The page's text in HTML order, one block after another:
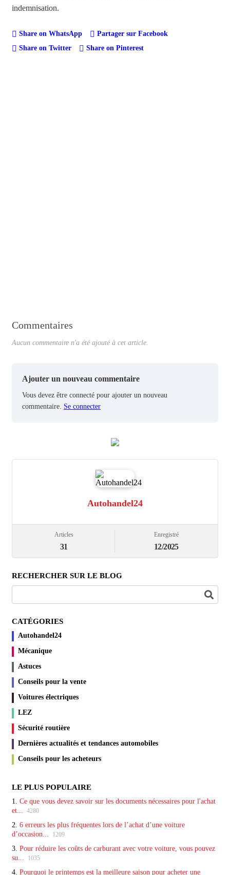
indemnisation.
Share on WhatsApp
Partager sur Facebook
Share on Twitter
Share on Pinterest
Commentaires
Aucun commentaire n'a été ajouté à cet article.
Ajouter un nouveau commentaire
Vous devez être connecté pour ajouter un nouveau
commentaire. Se connecter
Autohandel24
Articles
31
Enregistré
12/2025
RECHERCHER SUR LE BLOG
CATÉGORIES
Autohandel24
Mécanique
Astuces
Conseils pour la vente
Voitures électriques
LEZ
Sécurité routière
Dernières actualités et tendances automobiles
Conseils pour les acheteurs
LE PLUS POPULAIRE
1. Ce que vous devez savoir sur les documents nécessaires pour l'achat
et... 4280
2. 6 erreurs les plus fréquentes lors de l’achat d’une voiture
d’occasion...
1209
3. Pour réduire les coûts de carburant avec votre voiture, vous pouvez
su...
1035
4. Pourquoi le printemps est la meilleure saison pour acheter une